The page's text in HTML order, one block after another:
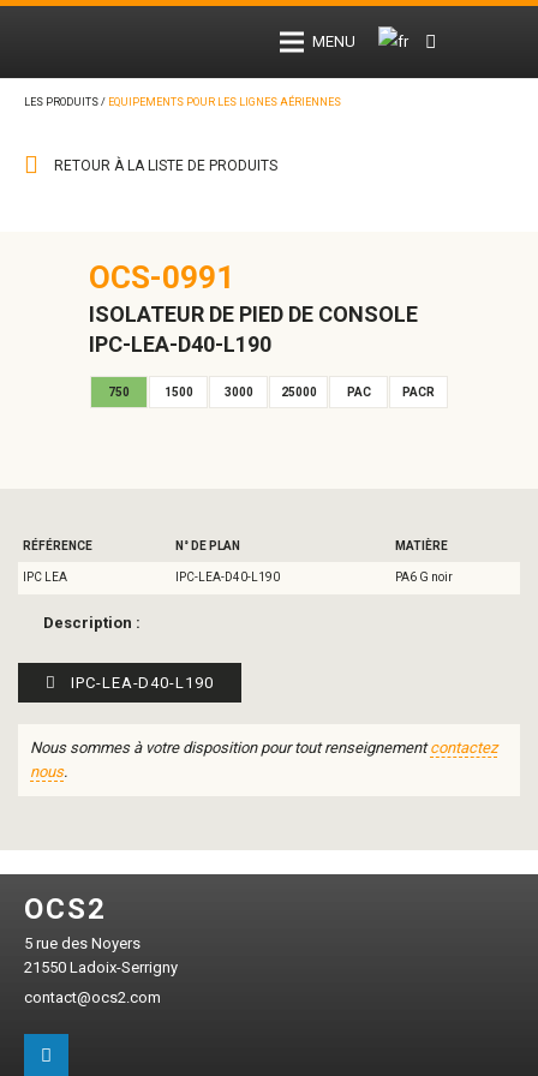
MENU
LES PRODUITS / EQUIPEMENTS POUR LES LIGNES AÉRIENNES
RETOUR À LA LISTE DE PRODUITS
OCS-0991
ISOLATEUR DE PIED DE CONSOLE
IPC-LEA-D40-L190
750 1500 3000 25000 PAC PACR
RÉFÉRENCE N° DE PLAN MATIÈRE
IPC LEA IPC-LEA-D40-L190 PA6 G noir
Description :
IPC-LEA-D40-L190
Nous sommes à votre disposition pour tout renseignementcontactez
nous.
OCS2
5 rue des Noyers
21550 Ladoix-Serrigny
contact@ocs2.com